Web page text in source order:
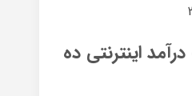
اینترنتی ده